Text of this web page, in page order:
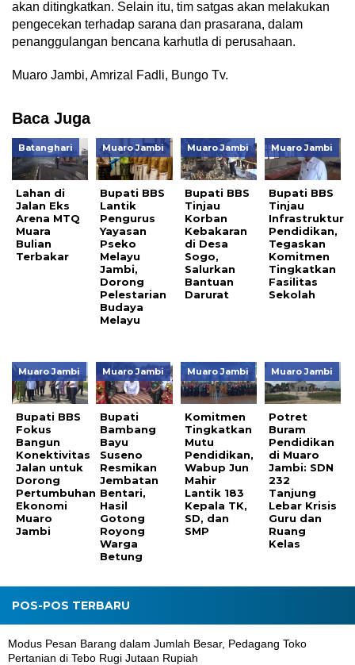
akan ditingkatkan. Selain itu, tim satgas akan melakukan
pengecekan terhadap sarana dan prasarana, dalam
penanggulangan bencana karhutla di perusahaan.
Muaro Jambi, Amrizal Fadli, Bungo Tv.
Baca Juga
Batanghari
Lahan di
Jalan Eks
Arena MTQ
Muara
Bulian
Terbakar
Muaro Jambi
Bupati BBS
Lantik
Pengurus
Yayasan
Pseko
Melayu
Jambi,
Dorong
Pelestarian
Budaya
Melayu
Muaro Jambi
Bupati BBS
Tinjau
Korban
Kebakaran
di Desa
Sogo,
Salurkan
Bantuan
Darurat
Muaro Jambi
Bupati BBS
Tinjau
Infrastruktur
Pendidikan,
Tegaskan
Komitmen
Tingkatkan
Fasilitas
Sekolah
Muaro Jambi
Bupati BBS
Fokus
Bangun
Konektivitas
Jalan untuk
Dorong
Pertumbuhan
Ekonomi
Muaro
Jambi
Muaro Jambi
Bupati
Bambang
Bayu
Suseno
Resmikan
Jembatan
Bentari,
Hasil
Gotong
Royong
Warga
Betung
Muaro Jambi
Komitmen
Tingkatkan
Mutu
Pendidikan,
Wabup Jun
Mahir
Lantik 183
Kepala TK,
SD, dan
SMP
Muaro Jambi
Potret
Buram
Pendidikan
di Muaro
Jambi: SDN
232
Tanjung
Lebar Krisis
Guru dan
Ruang
Kelas
POS-POS TERBARU
Modus Pesan Barang dalam Jumlah Besar, Pedagang Toko
Pertanian di Tebo Rugi Jutaan Rupiah